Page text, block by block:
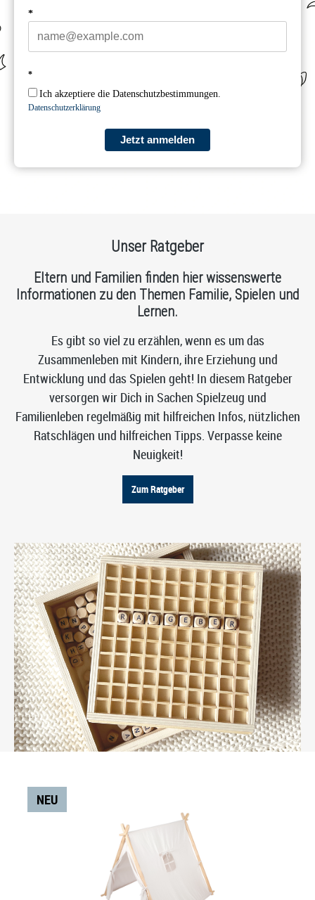
*
*
Ich akzeptiere die Datenschutzbestimmungen.
Datenschutzerklärung
Jetzt anmelden
Unser Ratgeber
Eltern und Familien finden hier wissenswerte
Informationen zu den Themen Familie, Spielen und
Lernen.
Es gibt so viel zu erzählen, wenn es um das
Zusammenleben mit Kindern, ihre Erziehung und
Entwicklung und das Spielen geht! In diesem Ratgeber
versorgen wir Dich in Sachen Spielzeug und
Familienleben regelmäßig mit hilfreichen Infos, nützlichen
Ratschlägen und hilfreichen Tipps. Verpasse keine
Neuigkeit!
Zum Ratgeber
NEU